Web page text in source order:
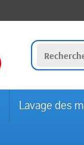
Lavage des